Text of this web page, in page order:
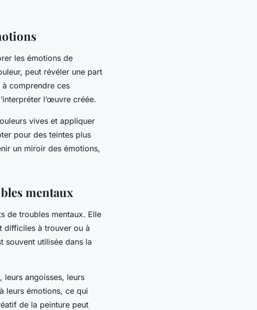
les émotions de
peut révéler une part
à comprendre ces
l’œuvre créée.
vives et appliquer
pour des teintes plus
un miroir des émotions,
mentaux
de troubles mentaux. Elle
difficiles à trouver ou à
souvent utilisée dans la
leurs angoisses, leurs
leurs émotions, ce qui
de la peinture peut